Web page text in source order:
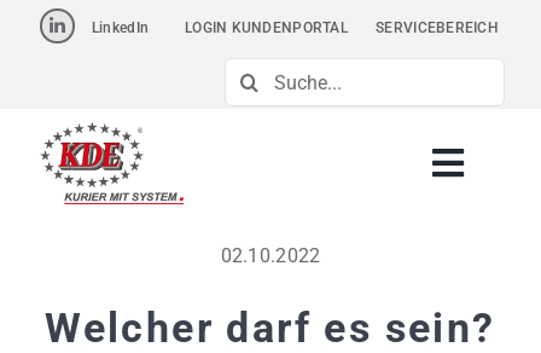
Skip
LinkedIn LOGIN KUNDENPORTAL SERVICEBEREICH
Suche
nach:
02.10.2022
Welcher darf es sein?